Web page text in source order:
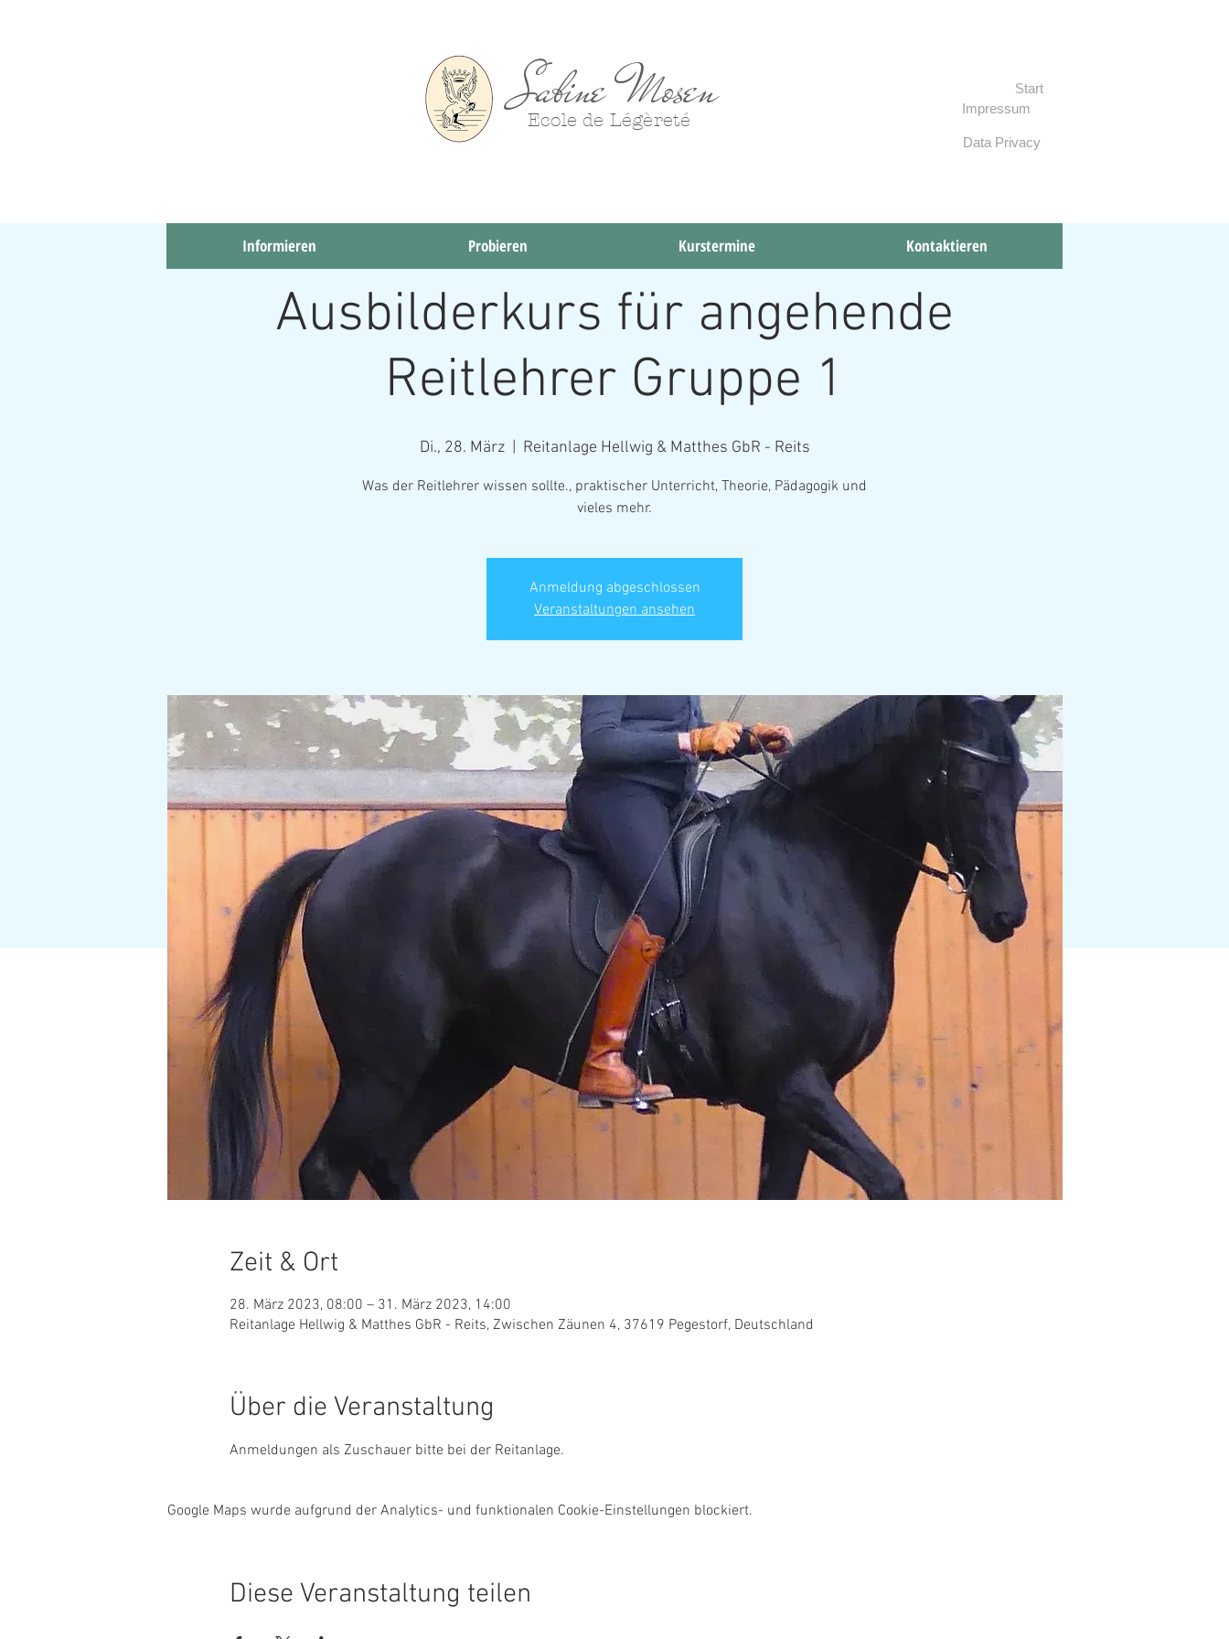
Sabine Mosen
Ecole de Légèreté
Start
Impressum
Data Privacy
Ausbilderkurs für angehende
Reitlehrer Gruppe 1
Di., 28. März
  |
Reitanlage Hellwig & Matthes GbR - Reits
Was der Reitlehrer wissen sollte., praktischer Unterricht, Theorie, Pädagogik und
vieles mehr.
Anmeldung abgeschlossen
Veranstaltungen ansehen
Zeit & Ort
28. März 2023, 08:00 – 31. März 2023, 14:00
Reitanlage Hellwig & Matthes GbR - Reits, Zwischen Zäunen 4, 37619 Pegestorf, Deutschland
Über die Veranstaltung
Anmeldungen als Zuschauer bitte bei der Reitanlage.
Google Maps wurde aufgrund der Analytics- und funktionalen Cookie-Einstellungen blockiert.
Diese Veranstaltung teilen
Informieren Probieren Kurstermine Kontaktieren